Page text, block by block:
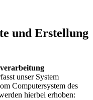
und Erstellung
unser System
Computersystem des
hierbei erhoben: